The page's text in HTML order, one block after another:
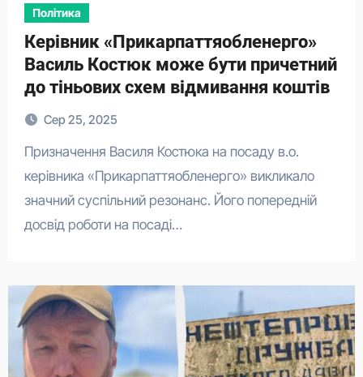
Політика
Керівник «Прикарпаттяобленерго»
Василь Костюк може бути причетний
до тіньових схем відмивання коштів
Сер 25, 2025
Призначення Василя Костюка на посаду в.о.
керівника «Прикарпаттяобленерго» викликало
значний суспільний резонанс. Його попередній
досвід роботи на посаді…